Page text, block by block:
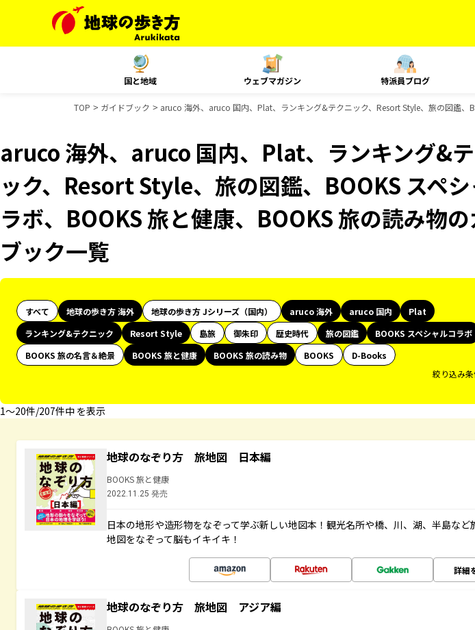
国と地域 ウェブマガジン 特派員ブログ
TOP ガイドブック aruco 海外、aruco 国内、Plat、ランキング&テクニック、Resort Style、旅の図鑑、
aruco 海外、aruco 国内、Plat、ランキング&
ック、Resort Style、旅の図鑑、BOOKS スペシ
ラボ、BOOKS 旅と健康、BOOKS 旅の読み物
ブック一覧
すべて 地球の歩き方 海外 地球の歩き方 Jシリーズ（国内） aruco 海外 aruco 国内
Plat
ランキング&テクニック
Resort Style 島旅 御朱印 歴史時代 旅の図鑑
BOOKS スペシャルコラボ
BOOKS 旅の名言＆絶景
BOOKS 旅と健康 BOOKS 旅の読み物 BOOKS
D-Books
絞り込み
1〜20件/207件中 を表示
地球のなぞり方 旅地図 日本編
BOOKS 旅と健康
2022.11.25 発売
日本の地形や造形物をなぞって学ぶ新しい地図本！観光名所や橋、川、湖、半島など
地図をなぞって脳もイキイキ！
詳細
地球のなぞり方 旅地図 アジア編